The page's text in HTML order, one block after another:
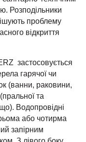
Розподільники
проблему
відкриття
застосовується
гарячої чи
(ванни, раковини,
та
Водопровідні
або чотирма
запірним